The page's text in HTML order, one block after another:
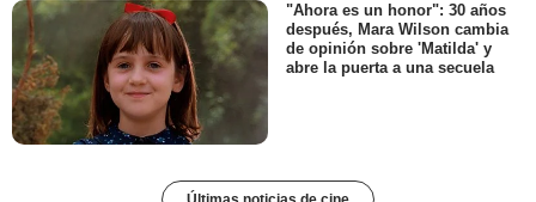
"Ahora es un honor": 30 años
después, Mara Wilson cambia
de opinión sobre 'Matilda' y
abre la puerta a una secuela